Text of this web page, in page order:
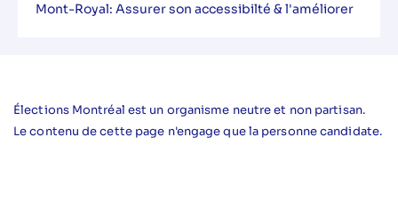
Mont-Royal: Assurer son accessibilté & l'améliorer
Élections Montréal est un organisme neutre et non partisan.
Le contenu de cette page n'engage que la personne candidate.